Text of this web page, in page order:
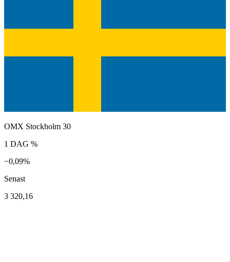
OMX Stockholm 30
1 DAG %
−0,09%
Senast
3 320,16